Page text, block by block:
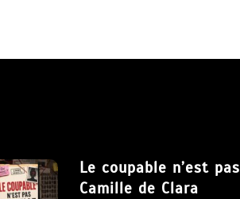
Le coupable n’est pas
Camille de Clara